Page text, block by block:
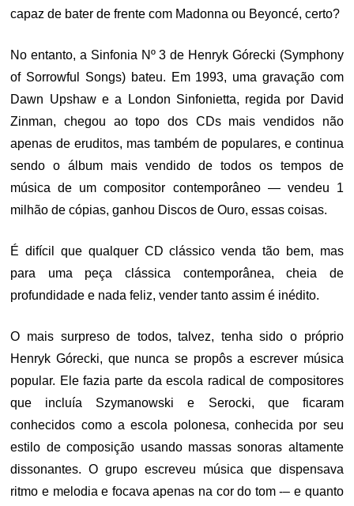
capaz de bater de frente com Madonna ou Beyoncé, certo?
No entanto, a Sinfonia Nº 3 de Henryk Górecki (Symphony
of Sorrowful Songs) bateu. Em 1993, uma gravação com
Dawn Upshaw e a London Sinfonietta, regida por David
Zinman, chegou ao topo dos CDs mais vendidos não
apenas de eruditos, mas também de populares, e continua
sendo o álbum mais vendido de todos os tempos de
música de um compositor contemporâneo — vendeu 1
milhão de cópias, ganhou Discos de Ouro, essas coisas.
É difícil que qualquer CD clássico venda tão bem, mas
para uma peça clássica contemporânea, cheia de
profundidade e nada feliz, vender tanto assim é inédito.
O mais surpreso de todos, talvez, tenha sido o próprio
Henryk Górecki, que nunca se propôs a escrever música
popular. Ele fazia parte da escola radical de compositores
que incluía Szymanowski e Serocki, que ficaram
conhecidos como a escola polonesa, conhecida por seu
estilo de composição usando massas sonoras altamente
dissonantes. O grupo escreveu música que dispensava
ritmo e melodia e focava apenas na cor do tom -– e quanto